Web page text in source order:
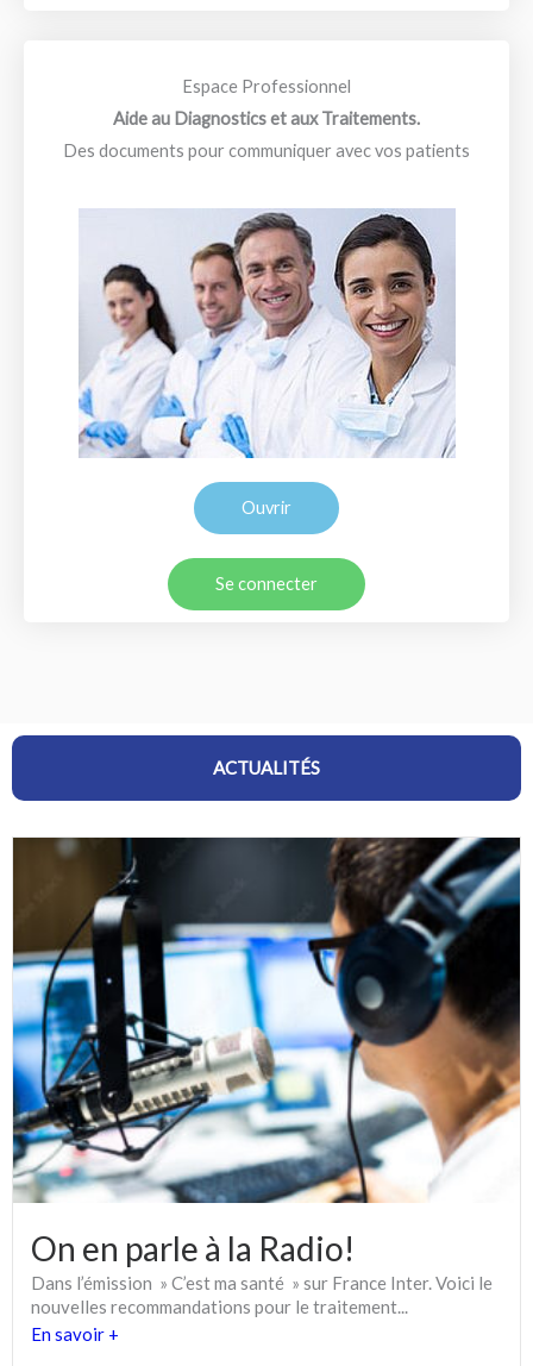
Espace Professionnel
Aide au Diagnostics et aux Traitements.
Des documents pour communiquer avec vos patients
Ouvrir
Se connecter
ACTUALITÉS
On en parle à la Radio!
Dans l’émission » C’est ma santé » sur France Inter. Voici le
nouvelles recommandations pour le traitement...
En savoir +